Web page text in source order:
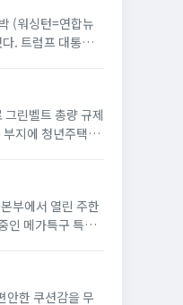
(워싱턴=연합뉴
. 트럼프 대통령
린벨트 총량 규제
지에 청년주택”
부에서 열린 주한
인 메가특구 특별
안한 쿠션감을 무